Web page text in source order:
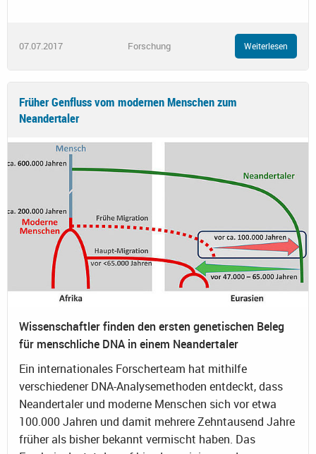
07.07.2017 Forschung Weiterlesen
Früher Genfluss vom modernen Menschen zum
Neandertaler
Wissenschaftler finden den ersten genetischen Beleg
für menschliche DNA in einem Neandertaler
Ein internationales Forscherteam hat mithilfe
verschiedener DNA-Analysemethoden entdeckt, dass
Neandertaler und moderne Menschen sich vor etwa
100.000 Jahren und damit mehrere Zehntausend Jahre
früher als bisher bekannt vermischt haben. Das